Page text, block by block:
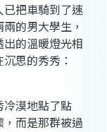
把車騎到了速
的男大學生，
的溫暖燈光相
思的秀秀：
漠地點了點
而是那群被過